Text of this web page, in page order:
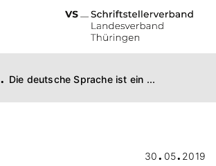
. Die deutsche Sprache ist ein ...
30. 05. 2019